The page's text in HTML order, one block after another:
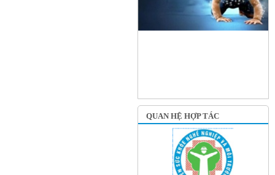
QUAN HỆ HỢP TÁC